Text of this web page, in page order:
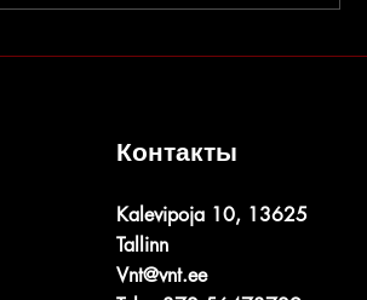
Контакты
Kalevipoja 10, 13625
Tallinn
Vnt@vnt.ee